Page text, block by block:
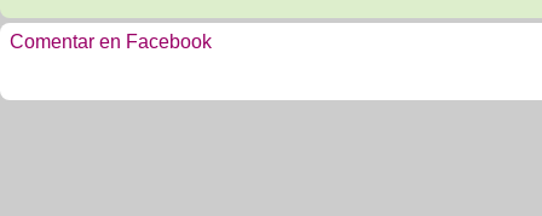
Comentar en Facebook